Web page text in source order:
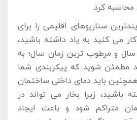
کرد.
سناریوهای اقلیمی را برای
می ‌کنید به یاد داشته باشید،
سال و مرطوب‌ ترین زمان سال؛ به
مطمئن شوید که پیکربندی شما
باید دمای داخلی ساختمان
باشید، زیرا بخار می‌ تواند در
متراکم شود و باعث ایجاد